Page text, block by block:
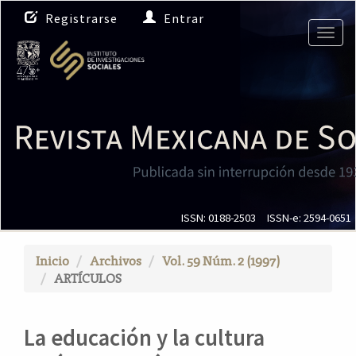
N
a
v
e
g
i
ó
n
c
C
Registrarse Entrar
ISSN: 0188-2503 ISSN-e: 2594-0651
Inicio Archivos
Vol. 59 Núm. 2 (1997)
ARTÍCULOS
La educación y la cultura